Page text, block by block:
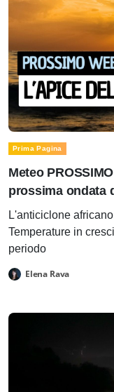
Prima Pagina
Meteo
prossima ondata
L'anticiclone
Temperature in
periodo
Elena Rava